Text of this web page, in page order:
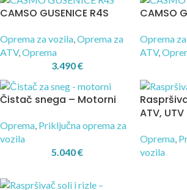
CAMSO GUSENICE R4S
Oprema za vozila,Oprema za
ATV,Oprema
3.490€
CAMSO
Oprema
ATV,
Čistač snega – Motorni
Oprema, Priključna oprema za
vozila
5.040€
ATV, UTV
Oprema,
vozila